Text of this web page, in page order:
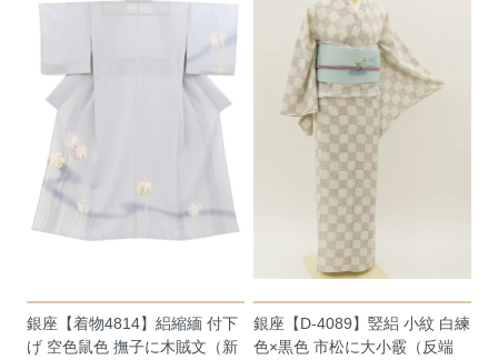
銀座【着物4814】絽縮緬 付下
げ 空色鼠色 撫子に木賊文（新
銀座【D-4089】竪絽 小紋 白練
色×黒色 市松に大小霰（反端